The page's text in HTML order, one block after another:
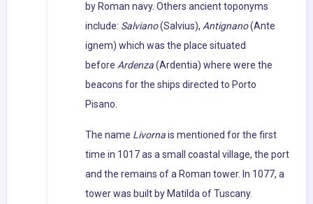
by Roman navy. Others ancient toponyms
include: Salviano(Salvius), Antignano(Ante
ignem) which was the place situated
before Ardenza(Ardentia) where were the
beacons for the ships directed to Porto
Pisano.
The name Livornais mentioned for the first
time in 1017 as a small coastal village, the port
and the remains of a Roman tower. In 1077, a
tower was built by Matilda of Tuscany.